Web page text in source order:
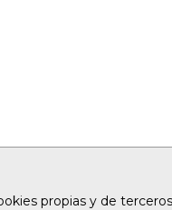
propias y de